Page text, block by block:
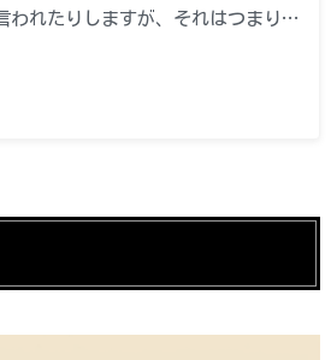
われたりしますが、それはつまり…